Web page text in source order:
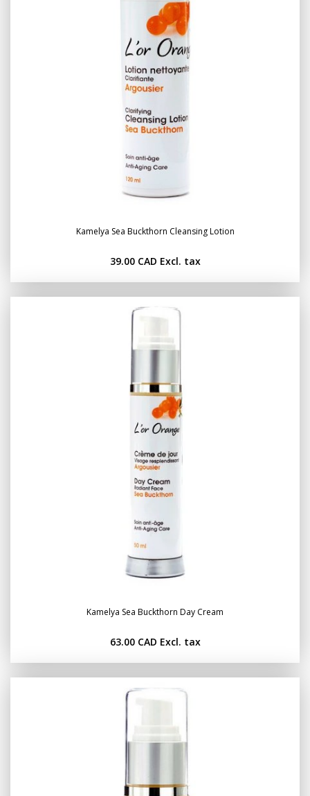
Kamelya Sea Buckthorn Cleansing Lotion
39.00 CAD Excl. tax
Kamelya Sea Buckthorn Day Cream
63.00 CAD Excl. tax